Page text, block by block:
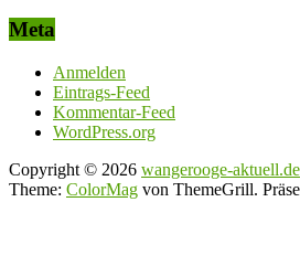
Meta
Anmelden
Eintrags-Feed
Kommentar-Feed
WordPress.org
Copyright © 2026 wangerooge-aktuell.de
Theme: ColorMag von ThemeGrill.